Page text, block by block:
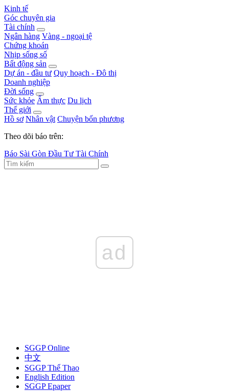
Kinh tế
Góc chuyên gia
Tài chính
Ngân hàng Vàng - ngoại tệ
Chứng khoán
Nhịp sống số
Bất động sản
Dự án - đầu tư Quy hoạch - Đô thị
Doanh nghiệp
Đời sống
Sức khỏe Ẩm thực Du lịch
Thế giới
Hồ sơ Nhân vật Chuyện bốn phương
Theo dõi báo trên:
Báo Sài Gòn Đầu Tư Tài Chính
ad
SGGP Online
中文
SGGP Thể Thao
English Edition
SGGP Epaper